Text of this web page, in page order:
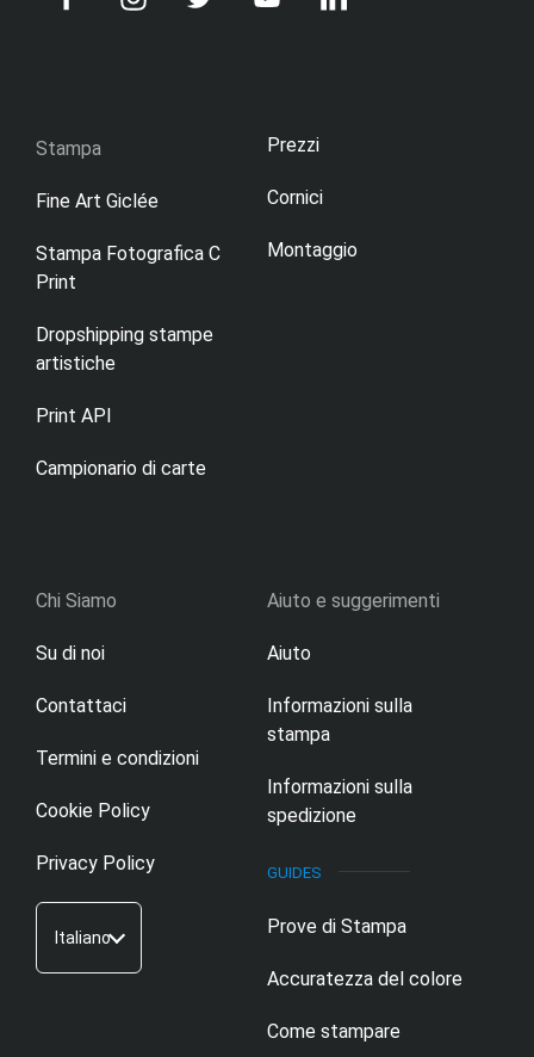
Stampa
Fine Art Giclée
Stampa Fotografica C
Print
Dropshipping stampe
artistiche
Print API
Campionario di carte
Prezzi
Cornici
Montaggio
Aiuto e suggerimenti
Aiuto
Informazioni sulla
stampa
Informazioni sulla
spedizione
Prove di Stampa
Accuratezza del colore
Come stampare
Chi Siamo
Su di noi
Contattaci
Termini e condizioni
Cookie Policy
Privacy Policy
Italiano